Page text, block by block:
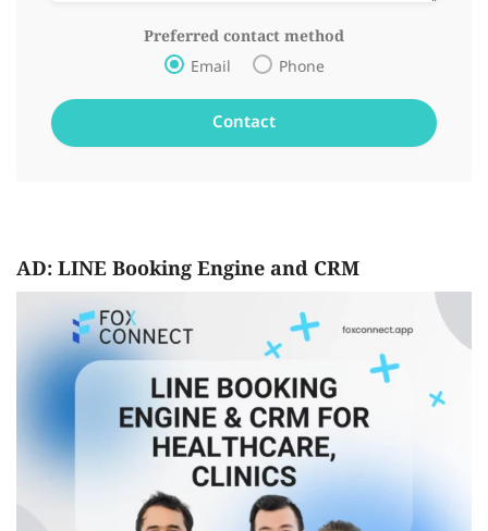
Preferred contact method
Email Phone
AD: LINE Booking Engine and CRM